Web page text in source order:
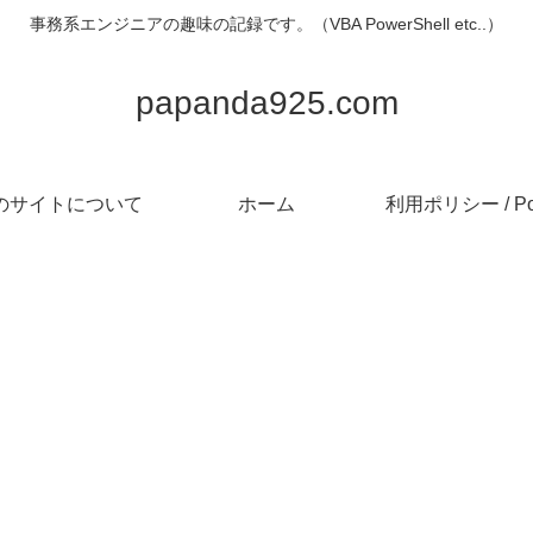
事務系エンジニアの趣味の記録です。（VBA PowerShell etc..）
papanda925.com
サイトについて ホーム 利用ポリシー /